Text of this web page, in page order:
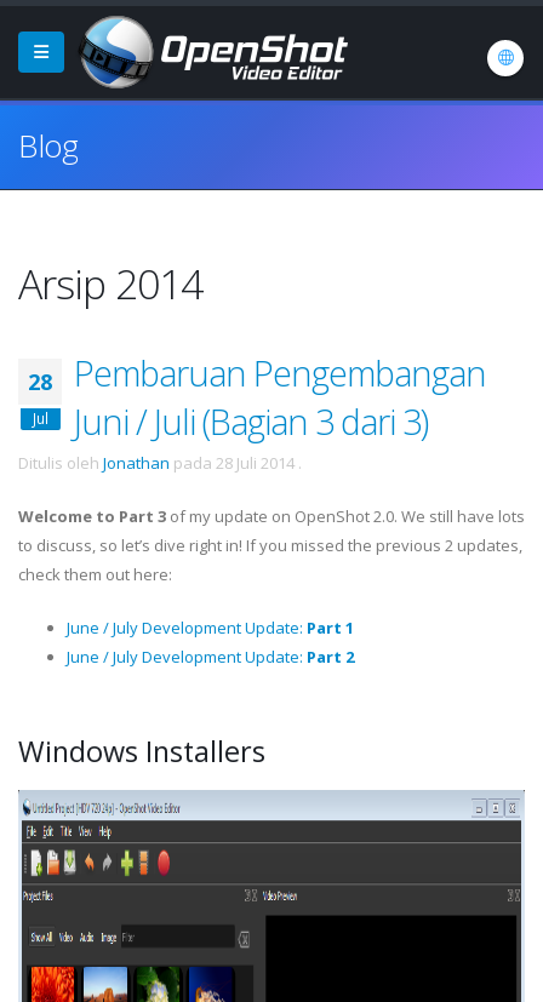
Blog
Arsip 2014
28
Jul
Pembaruan Pengembangan
Juni / Juli (Bagian 3 dari 3)
Ditulis oleh Jonathan pada 28 Juli 2014 .
Welcome to Part 3 of my update on OpenShot 2.0. We still have lots
to discuss, so let’s dive right in! If you missed the previous 2 updates,
check them out here:
June / July Development Update: Part 1
June / July Development Update: Part 2
Windows Installers